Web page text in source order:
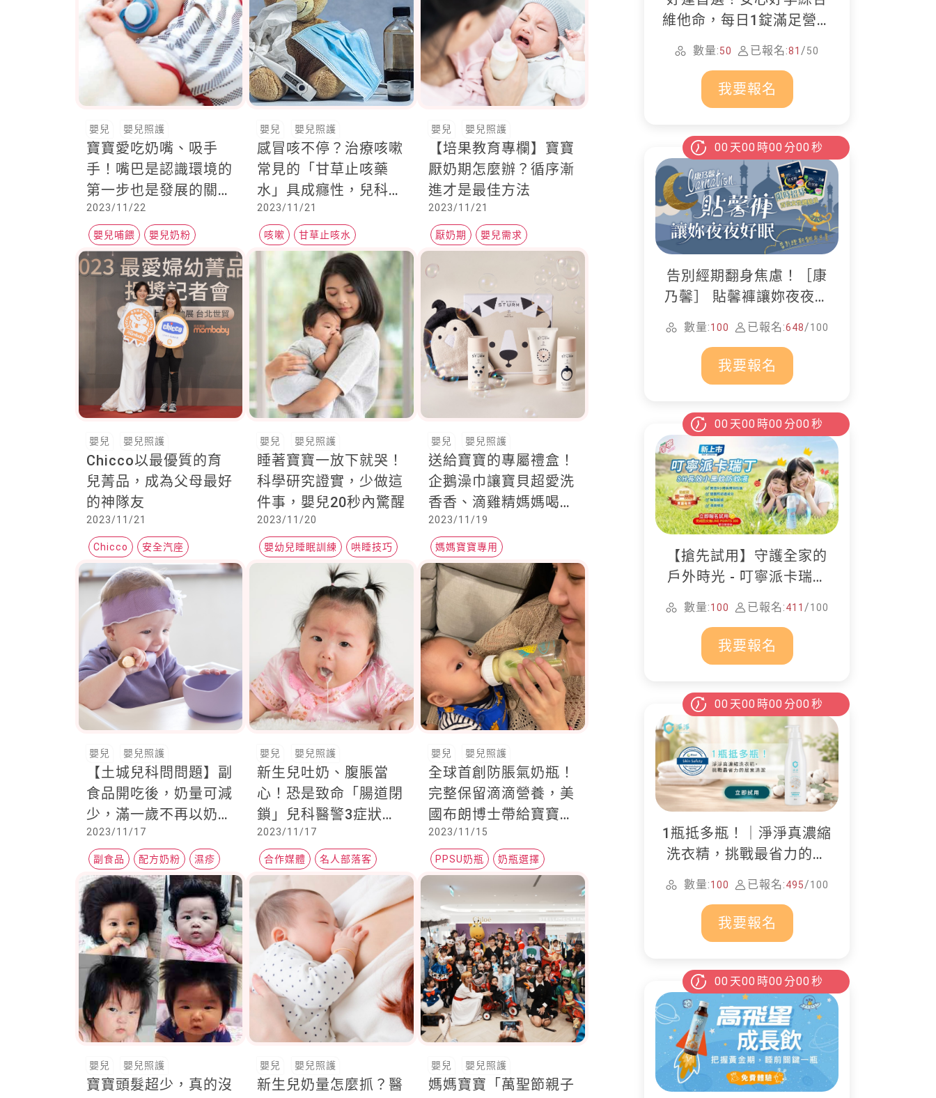
嬰兒 嬰兒照護
寶寶愛吃奶嘴、吸手
手！嘴巴是認識環境的
第一步也是發展的關
鍵！
2023/11/22
嬰兒哺餵 嬰兒奶粉
嬰兒照護
嬰兒 嬰兒照護
感冒咳不停？治療咳嗽
常見的「甘草止咳藥
水」具成癮性，兒科
醫：禁止餵食給幼兒！
2023/11/21
咳嗽 甘草止咳水
兒科醫師
嬰兒 嬰兒照護
【培果教育專欄】寶寶
厭奶期怎麼辦？循序漸
進才是最佳方法
2023/11/21
厭奶期 嬰兒需求
嬰兒 嬰兒照護
Chicco以最優質的育
兒菁品，成為父母最好
的神隊友
2023/11/21
Chicco 安全汽座
手推車
嬰兒 嬰兒照護
睡著寶寶一放下就哭！
科學研究證實，少做這
件事，嬰兒20秒內驚醒
2023/11/20
嬰幼兒睡眠訓練 哄睡技巧
嬰兒 嬰兒照護
送給寶寶的專屬禮盒！
企鵝澡巾讓寶貝超愛洗
香香、滴雞精媽媽喝
好，寶寶提升免疫力必
備
2023/11/19
媽媽寶寶專用
無添加寶寶保養 有機保養
嬰兒 嬰兒照護
【土城兒科問問題】副
食品開吃後，奶量可減
少，滿一歲不再以奶為
主食
2023/11/17
副食品 配方奶粉 濕疹
嬰兒 嬰兒照護
新生兒吐奶、腹脹當
心！恐是致命「腸道閉
鎖」兒科醫警3症狀速
就醫
2023/11/17
合作媒體 名人部落客
優活健康網
嬰兒 嬰兒照護
全球首創防脹氣奶瓶！
完整保留滴滴營養，美
國布朗博士帶給寶寶最
貼近母愛的吸乳感受
2023/11/15
PPSU奶瓶 奶瓶選擇
布朗博士
嬰兒 嬰兒照護
寶寶頭髮超少，真的沒
嬰兒 嬰兒照護
新生兒奶量怎麼抓？醫
嬰兒 嬰兒照護
媽媽寶寶「萬聖節親子
維他命，每日1錠滿足營養
所需
數量:50 已報名:81 /50
我要報名
00 天00 時00 分00 秒
告別經期翻身焦慮！［康
乃馨］ 貼馨褲讓妳夜夜好
數量:100 已報名:648/100
我要報名
00 天00 時00 分00 秒
【搶先試用】守護全家的
戶外時光 - 叮寧派卡瑞丁
防蚊液
數量:100 已報名:411 /100
我要報名
00 天00 時00 分00 秒
1瓶抵多瓶！｜淨淨真濃縮
洗衣精，挑戰最省力的居
家清潔
數量:100 已報名:495/100
我要報名
00 天00 時00 分00 秒